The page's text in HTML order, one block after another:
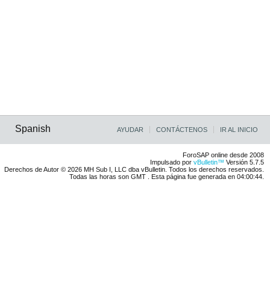
Spanish AYUDAR CONTÁCTENOS IR AL INICIO
ForoSAP online desde 2008
Impulsado por vBulletin™ Versión 5.7.5
Derechos de Autor © 2026 MH Sub I, LLC dba vBulletin. Todos los derechos reservados.
Todas las horas son GMT . Esta página fue generada en 04:00:44.